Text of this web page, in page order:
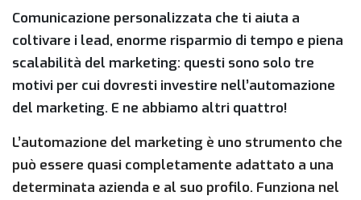
Comunicazione personalizzata che ti aiuta a
coltivare i lead, enorme risparmio di tempo e piena
scalabilità del marketing: questi sono solo tre
motivi per cui dovresti investire nell’automazione
del marketing. E ne abbiamo altri quattro!
L’automazione del marketing è uno strumento che
può essere quasi completamente adattato a una
determinata azienda e al suo profilo. Funziona nel